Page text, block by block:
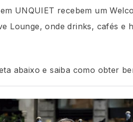
UNQUIET recebem um
Lounge, onde drinks, cafés e
abaixo e saiba como obter